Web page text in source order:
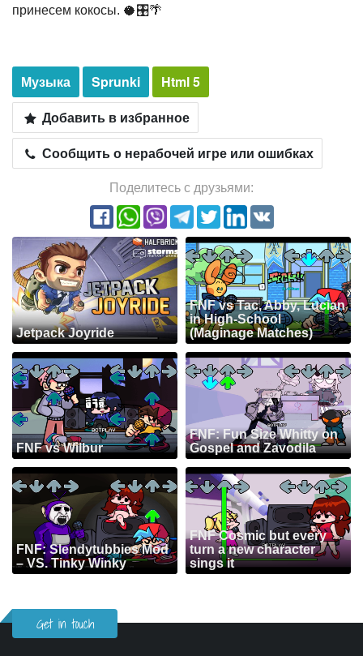
принесем кокосы. 🥥🎛️🌴
Музыка Sprunki
Html 5
Добавить в избранное
Сообщить о нерабочей игре или ошибках
Поделитесь с друзьями:
Jetpack Joyride
FNF vs Tac, Abby, Lucian
in High-School
(Maginage Matches)
FNF vs Wilbur
FNF: Fun Size Whitty on
Gospel and Zavodila
FNF: Slendytubbies Mod
– VS. Tinky Winky
FNF Cosmic but every
turn a new character
sings it
Get in touch